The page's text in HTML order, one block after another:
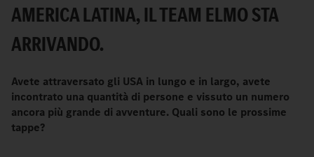
AMERICA LATINA, IL TEAM ELMO STA
ARRIVANDO.
Avete attraversato gli USA in lungo e in largo, avete
incontrato una quantità di persone e vissuto un numero
ancora più grande di avventure. Quali sono le prossime
tappe?